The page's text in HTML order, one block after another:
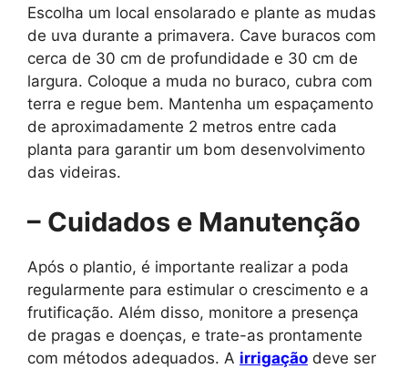
Escolha um local ensolarado e plante as mudas
de uva durante a primavera. Cave buracos com
cerca de 30 cm de profundidade e 30 cm de
largura. Coloque a muda no buraco, cubra com
terra e regue bem. Mantenha um espaçamento
de aproximadamente 2 metros entre cada
planta para garantir um bom desenvolvimento
das videiras.
– Cuidados e Manutenção
Após o plantio, é importante realizar a poda
regularmente para estimular o crescimento e a
frutificação. Além disso, monitore a presença
de pragas e doenças, e trate-as prontamente
com métodos adequados. A irrigação deve ser